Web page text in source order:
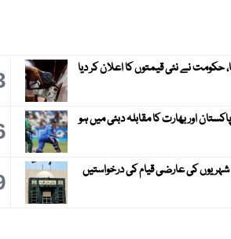
حکومت نے نئی قیمتوں کا اعلان کر دیا
ایشیا کپ 2026، پاکستان اور بھارت کا مقابلہ دبئی میں ہو
شہریوں کی عارضی قیام کی درخواستیں